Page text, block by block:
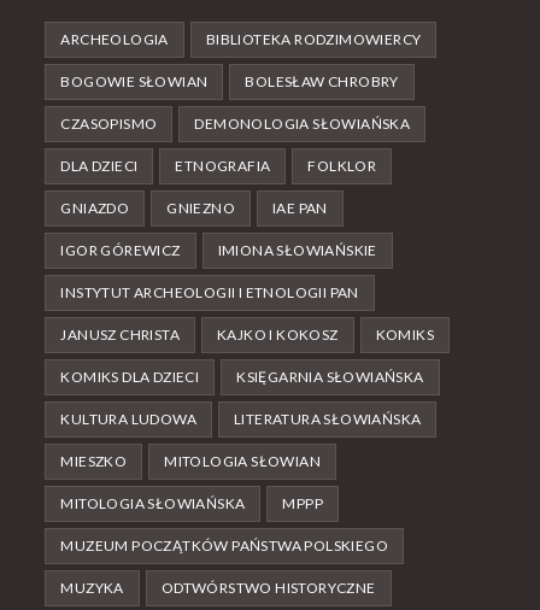
ARCHEOLOGIA BIBLIOTEKA RODZIMOWIERCY
BOGOWIE SŁOWIAN BOLESŁAW CHROBRY
CZASOPISMO DEMONOLOGIA SŁOWIAŃSKA
DLA DZIECI ETNOGRAFIA FOLKLOR
GNIAZDO GNIEZNO IAE PAN
IGOR GÓREWICZ IMIONA SŁOWIAŃSKIE
INSTYTUT ARCHEOLOGII I ETNOLOGII PAN
JANUSZ CHRISTA KAJKO I KOKOSZ KOMIKS
KOMIKS DLA DZIECI KSIĘGARNIA SŁOWIAŃSKA
KULTURA LUDOWA LITERATURA SŁOWIAŃSKA
MIESZKO MITOLOGIA SŁOWIAN
MITOLOGIA SŁOWIAŃSKA MPPP
MUZEUM POCZĄTKÓW PAŃSTWA POLSKIEGO
MUZYKA ODTWÓRSTWO HISTORYCZNE